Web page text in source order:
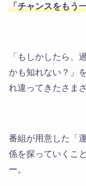
「チャンスをもう
「もしかしたら、
かも知れない？」
れ違ってきたさま
番組が用意した「
係を探っていくこ
ー。